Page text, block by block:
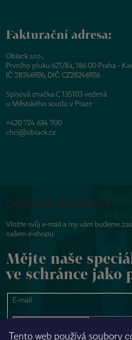
Tento web používá soubory
Fakturační adresa:
Oblack s.r.o.,
Prvního pluku 621/8a, 186 00 Praha -
IČ: 28246926, DIČ: CZ28246926
Spisová značka C 135103 vedená
u Městského soudu v Praze
+420 724 634 700
chci@oblack.cz
Odebírat newsletter
Vložte svůj e-mail a my vám budeme
našem e-shopu.
Mějte naše
ve schránce jako
E-mail